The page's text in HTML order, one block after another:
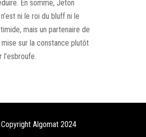
En somme, Jeton
n’est ni le roi du bluff ni le
mais un partenaire de
mise sur la constance plutôt
l’esbroufe.
Algomat 2024